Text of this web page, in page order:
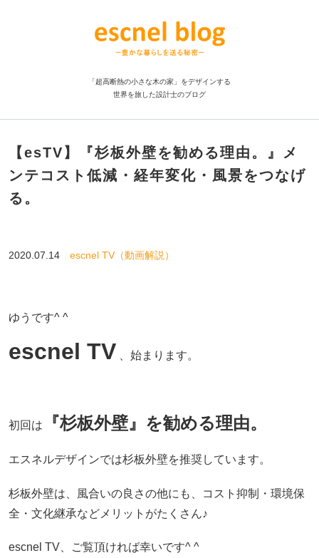
「超高断熱の小さな木の家」をデザインする
世界を旅した設計士のブログ
【esTV】『杉板外壁を勧める理由。』メ
ンテコスト低減・経年変化・風景をつなげ
る。
2020.07.14 escnel TV（動画解説）
ゆうです^ ^
escnel TV 、始まります。
初回は 『杉板外壁』を勧める理由。
エスネルデザインでは杉板外壁を推奨しています。
杉板外壁は、風合いの良さの他にも、コスト抑制・環境保
全・文化継承などメリットがたくさん♪
escnel TV、ご覧頂ければ幸いです^ ^